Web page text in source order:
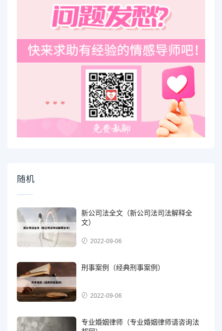
随机
新公司法全文（新公司法司法解释全
文）
2022-09-06
刑事案例（经典刑事案例）
2022-09-06
专业婚姻律师（专业婚姻律师请咨询法